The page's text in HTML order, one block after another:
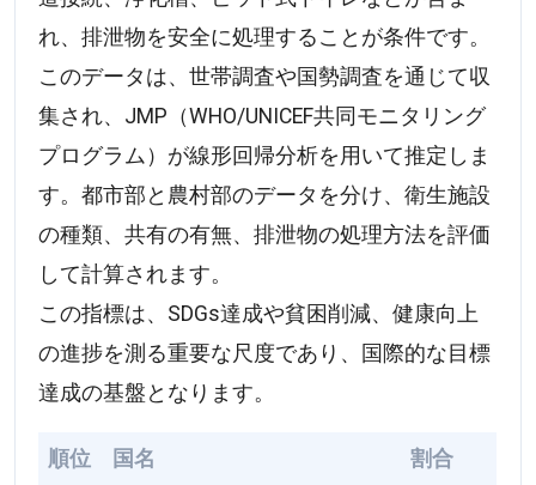
れ、排泄物を安全に処理することが条件です。
このデータは、世帯調査や国勢調査を通じて収
集され、JMP（WHO/UNICEF共同モニタリング
プログラム）が線形回帰分析を用いて推定しま
す。都市部と農村部のデータを分け、衛生施設
の種類、共有の有無、排泄物の処理方法を評価
して計算されます。
この指標は、SDGs達成や貧困削減、健康向上
の進捗を測る重要な尺度であり、国際的な目標
達成の基盤となります。
順位 国名 割合